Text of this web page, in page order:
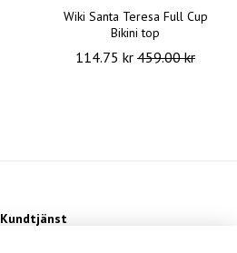
Wiki Santa Teresa Full Cup
Bikini top
114.75 kr 459.00 kr
Kundtjänst